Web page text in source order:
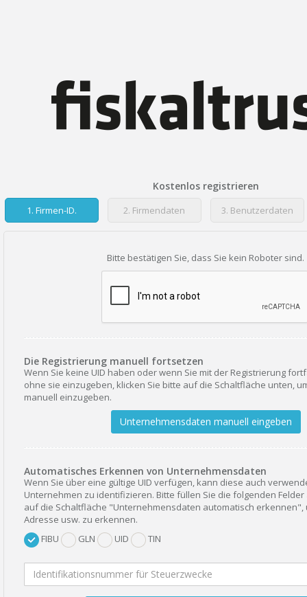
Kostenlos registrieren
1. Firmen-ID. 2. Firmendaten 3. Benutzerdaten
Bitte bestätigen Sie, dass Sie kein Roboter sind.
Die Registrierung manuell fortsetzen
Wenn Sie keine UID haben oder wenn Sie mit der Registrierung
ohne sie einzugeben, klicken Sie bitte auf die Schaltfläche unten,
manuell einzugeben.
Unternehmensdaten manuell eingeben
Automatisches Erkennen von Unternehmensdaten
Wenn Sie über eine gültige UID verfügen, kann diese auch
Unternehmen zu identifizieren. Bitte füllen Sie die folgenden
auf die Schaltfläche "Unternehmensdaten automatisch erkennen",
Adresse usw. zu erkennen.
FIBU
GLN UID TIN